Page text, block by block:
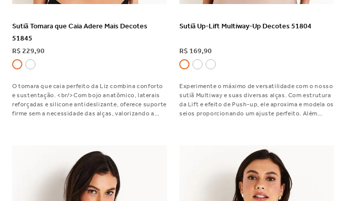
Sutiã Tomara que Caia Adere Mais Decotes
51845
R$ 229,90
O tomara que caia perfeito da Liz combina conforto
e sustentação. <br/>Com bojo anatômico, laterais
reforçadas e silicone antideslizante, oferece suporte
firme sem a necessidade das alças, valorizando a
Sutiã Up-Lift Multiway-Up Decotes 51804
R$ 169,90
Experimente o máximo de versatilidade com o nosso
sutiã Multiway e suas diversas alças. Com estrutura
da Lift e efeito de Push-up, ele aproxima e modela os
seios proporcionando um ajuste perfeito. Além